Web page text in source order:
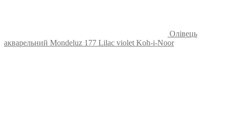
Олівець
акварельний Mondeluz 177 Lilac violet Koh-i-Noor